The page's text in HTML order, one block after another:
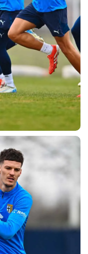
sempre abilitati
abilitato